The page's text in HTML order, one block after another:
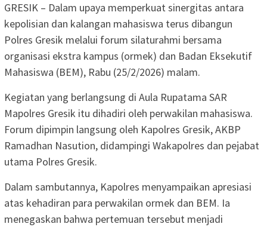
GRESIK – Dalam upaya memperkuat sinergitas antara
kepolisian dan kalangan mahasiswa terus dibangun
Polres Gresik melalui forum silaturahmi bersama
organisasi ekstra kampus (ormek) dan Badan Eksekutif
Mahasiswa (BEM), Rabu (25/2/2026) malam.
Kegiatan yang berlangsung di Aula Rupatama SAR
Mapolres Gresik itu dihadiri oleh perwakilan mahasiswa.
Forum dipimpin langsung oleh Kapolres Gresik, AKBP
Ramadhan Nasution, didampingi Wakapolres dan pejabat
utama Polres Gresik.
Dalam sambutannya, Kapolres menyampaikan apresiasi
atas kehadiran para perwakilan ormek dan BEM. Ia
menegaskan bahwa pertemuan tersebut menjadi